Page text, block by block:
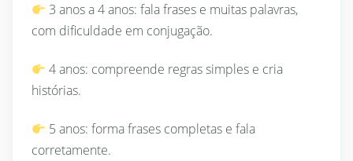
3 anos a 4 anos: fala frases e muitas palavras,
com dificuldade em conjugação.
4 anos: compreende regras simples e cria
histórias.
5 anos: forma frases completas e fala
corretamente.